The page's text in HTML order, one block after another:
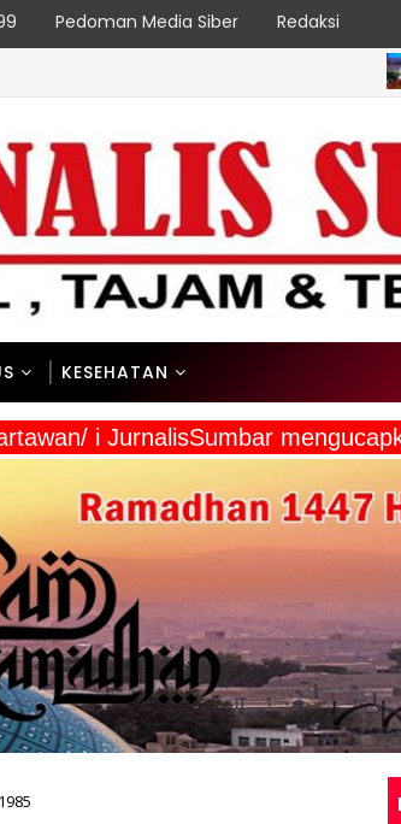
Pedoman Media Siber Redaksi
KESEHATAN
i JurnalisSumbar